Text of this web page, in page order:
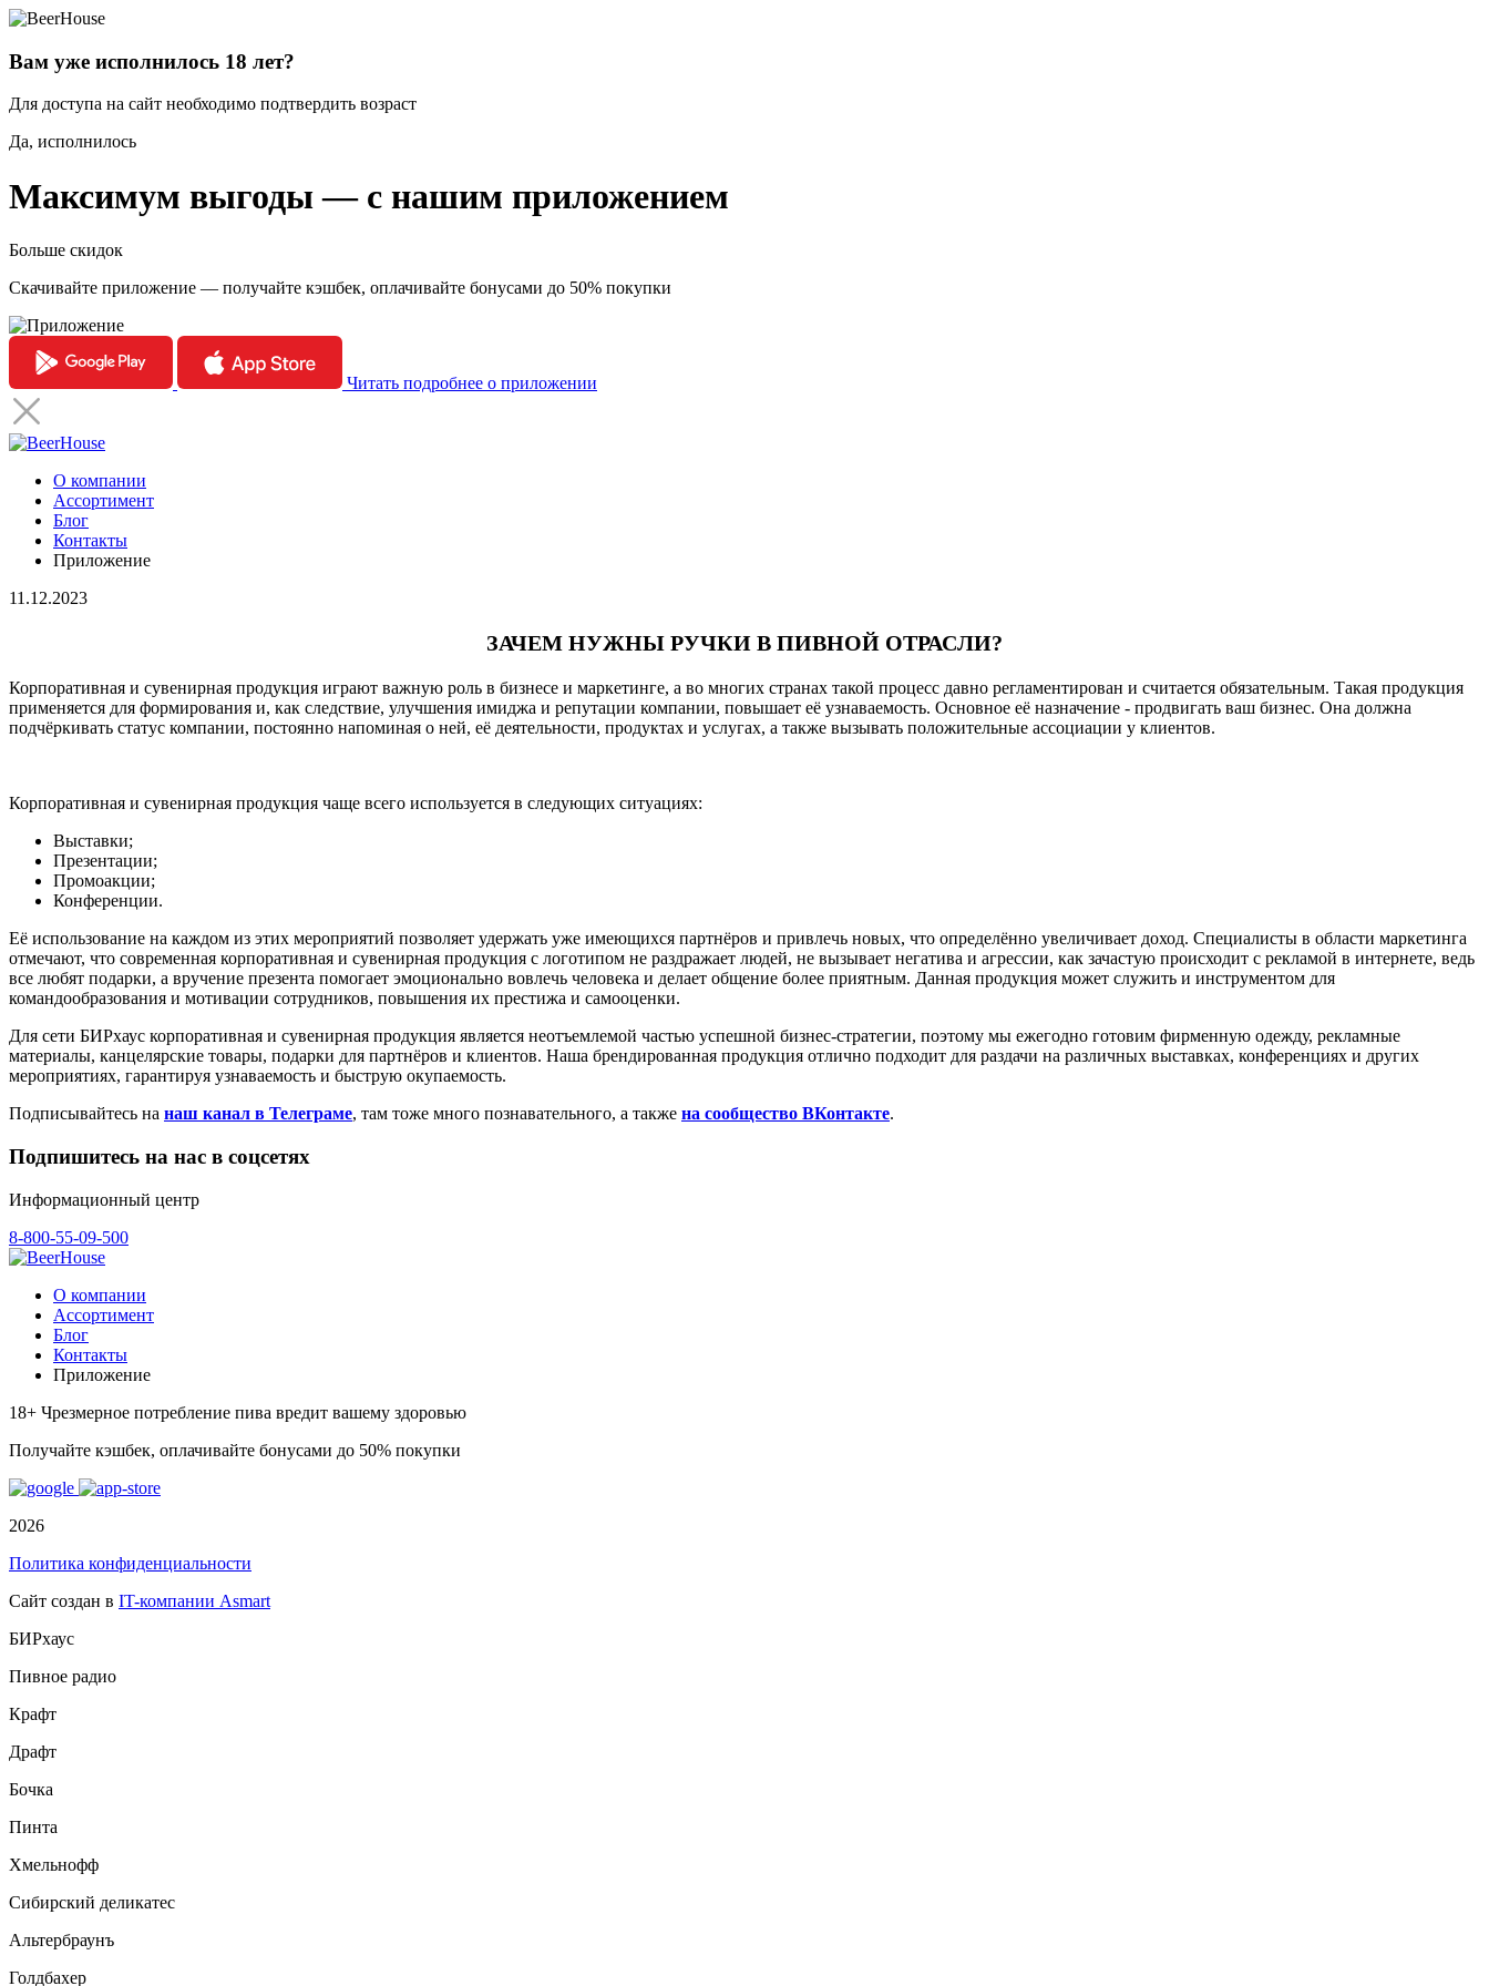
Вам уже исполнилось 18 лет?
Для доступа на сайт необходимо подтвердить возраст
Да, исполнилось
Максимум выгоды — с нашим приложением
Больше скидок
Скачивайте приложение — получайте кэшбек, оплачивайте бонусами до 50% покупки
Читать подробнее о приложении
О компании
Ассортимент
Блог
Контакты
Приложение
11.12.2023
ЗАЧЕМ НУЖНЫ РУЧКИ В ПИВНОЙ ОТРАСЛИ?
Корпоративная и сувенирная продукция играют важную роль в бизнесе и маркетинге, а во многих странах такой процесс давно регламентирован и считается обязательным. Такая продукция
применяется для формирования и, как следствие, улучшения имиджа и репутации компании, повышает её узнаваемость. Основное её назначение - продвигать ваш бизнес. Она должна
подчёркивать статус компании, постоянно напоминая о ней, её деятельности, продуктах и услугах, а также вызывать положительные ассоциации у клиентов.
Корпоративная и сувенирная продукция чаще всего используется в следующих ситуациях:
Выставки;
Презентации;
Промоакции;
Конференции.
Её использование на каждом из этих мероприятий позволяет удержать уже имеющихся партнёров и привлечь новых, что определённо увеличивает доход. Специалисты в области маркетинга
отмечают, что современная корпоративная и сувенирная продукция с логотипом не раздражает людей, не вызывает негатива и агрессии, как зачастую происходит с рекламой в интернете, ведь
все любят подарки, а вручение презента помогает эмоционально вовлечь человека и делает общение более приятным. Данная продукция может служить и инструментом для
командообразования и мотивации сотрудников, повышения их престижа и самооценки.
Для сети БИРхаус корпоративная и сувенирная продукция является неотъемлемой частью успешной бизнес-стратегии, поэтому мы ежегодно готовим фирменную одежду, рекламные
материалы, канцелярские товары, подарки для партнёров и клиентов. Наша брендированная продукция отлично подходит для раздачи на различных выставках, конференциях и других
мероприятиях, гарантируя узнаваемость и быструю окупаемость.
Подписывайтесь на наш канал в Телеграме, там тоже много познавательного, а также на сообщество ВКонтакте.
Подпишитесь на нас в соцсетях
Информационный центр
8-800-55-09-500
О компании
Ассортимент
Блог
Контакты
Приложение
18+ Чрезмерное потребление пива вредит вашему здоровью
Получайте кэшбек, оплачивайте бонусами до 50% покупки
2026
Политика конфиденциальности
Сайт создан в IT-компании Asmart
БИРхаус
Пивное радио
Крафт
Драфт
Бочка
Пинта
Хмельнофф
Сибирский деликатес
Альтербраунъ
Голдбахер